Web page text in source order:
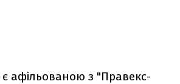
є афільованою з "Правекс-